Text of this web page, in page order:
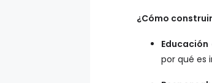
¿Cómo
por qué es